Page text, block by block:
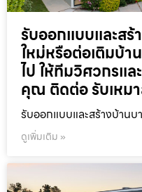
รับออกแบบและสร้
ใหม่หรือต่อเติมบ้า
ไป ให้ทีมวิศวกรแ
คุณ ติดต่อ รับเหม
รับออกแบบและสร้างบ้านบ
ดูเพิ่มเติม »